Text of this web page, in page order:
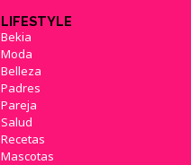
LIFESTYLE
Bekia
Moda
Belleza
Padres
Pareja
Salud
Recetas
Mascotas